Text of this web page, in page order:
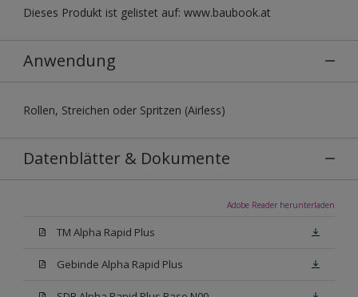
Dieses Produkt ist gelistet auf: www.baubook.at
Anwendung
Rollen, Streichen oder Spritzen (Airless)
Datenblätter & Dokumente
Adobe Reader herunterladen
TM Alpha Rapid Plus
Gebinde Alpha Rapid Plus